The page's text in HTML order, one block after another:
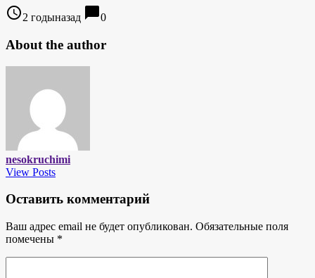
access_time2 годыназад chat_bubble0
About the author
nesokruchimi
View Posts
Оставить комментарий
Ваш адрес email не будет опубликован. Обязательные поля
помечены *